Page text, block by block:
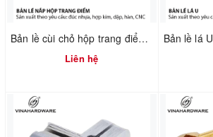
Bản lề cùi chỏ hộp trang điểm Vinahardware 7100.4.01118
Liên hệ